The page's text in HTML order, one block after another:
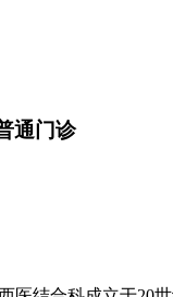
通门诊